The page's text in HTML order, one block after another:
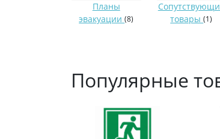
Планы
эвакуации(8)
товары(1)
Популярные